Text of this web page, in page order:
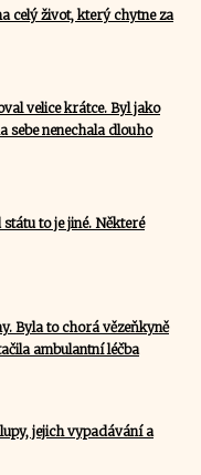
celý život, který chytne za
velice krátce. Byl jako
sebe nenechala dlouho
to je jiné. Některé
Byla to chorá vězeňkyně
ambulantní léčba
jejich vypadávání a